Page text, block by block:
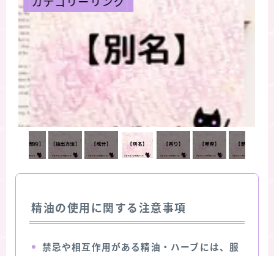
精油の使用に関する注意事項
禁忌や相互作用がある精油・ハーブには、服